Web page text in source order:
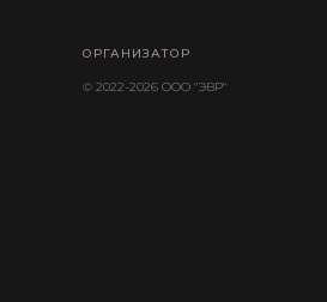
ОРГАНИЗАТОР
© 2022-2026 ООО "ЭВР"